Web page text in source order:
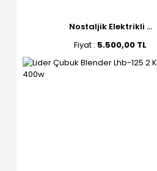
Nostaljik Elektrikli ...
Fiyat : 5.500,00 TL